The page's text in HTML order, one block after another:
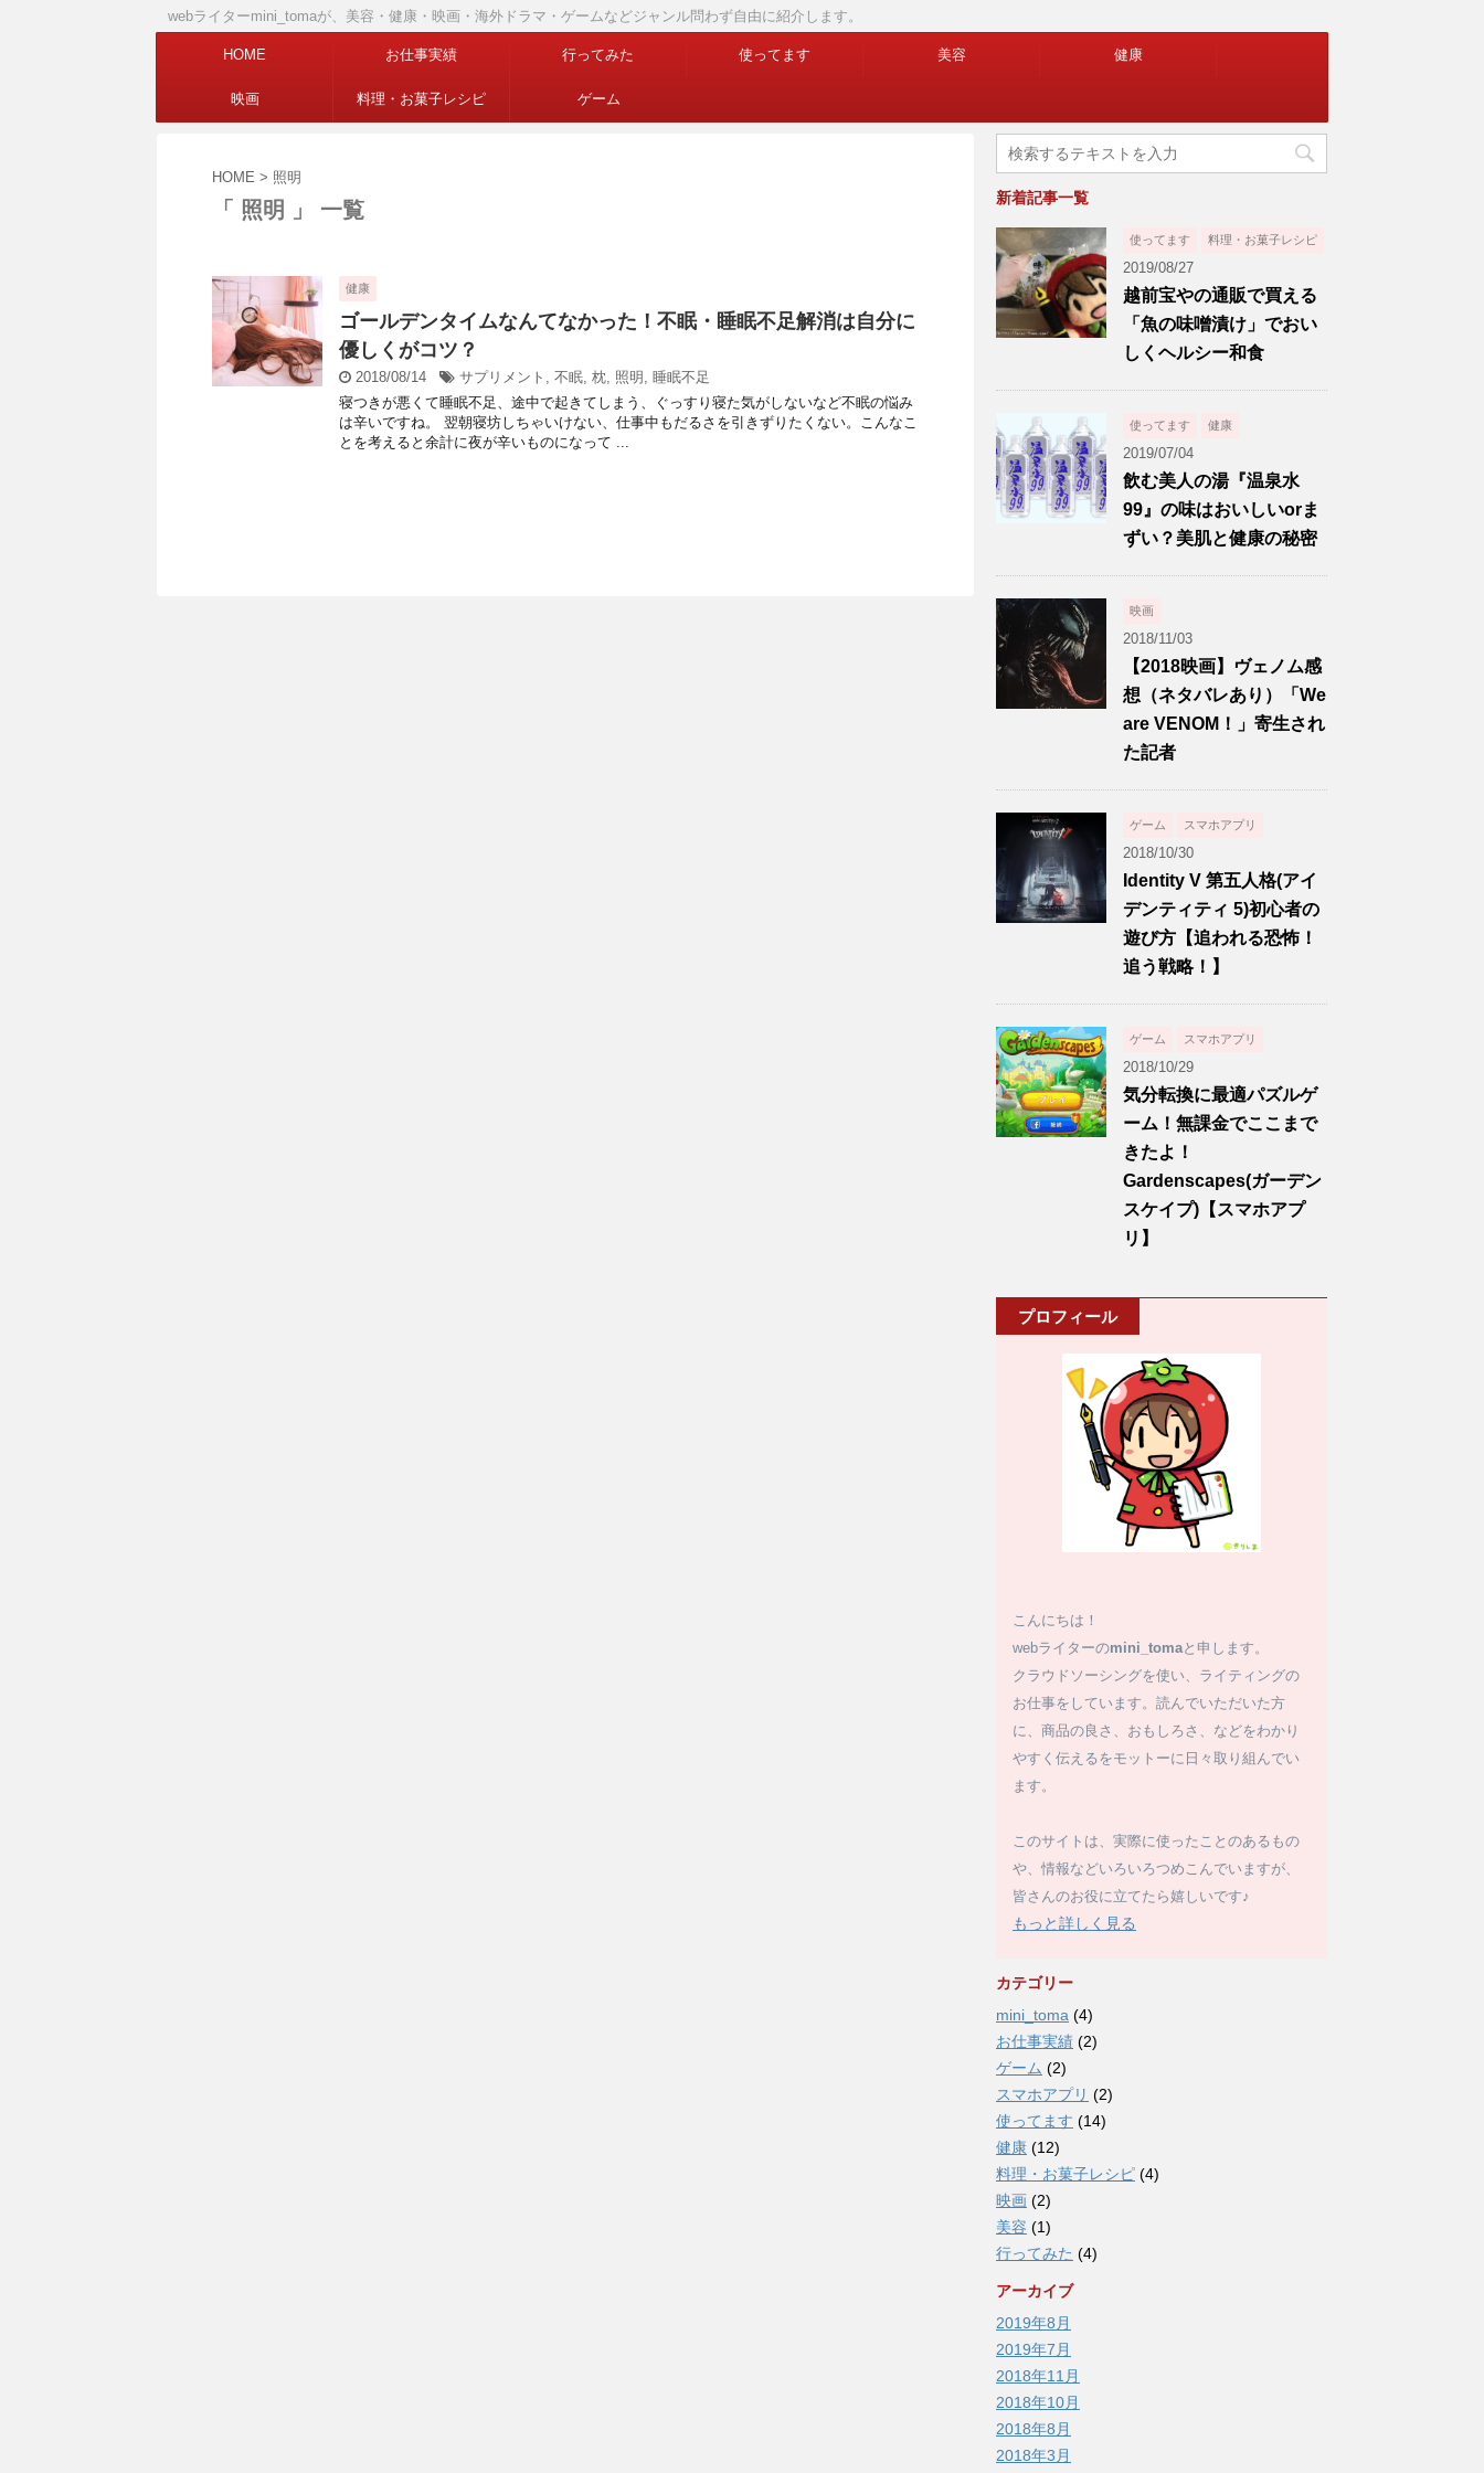
webライターmini_tomaが、美容・健康・映画・海外ドラマ・ゲームなどジャンル問わず自由に紹介します。
HOME お仕事実績 行ってみた 使ってます 美容 健康
映画 料理・お菓子レシピ ゲーム
HOME > 照明
「 照明 」 一覧
健康
ゴールデンタイムなんてなかった！不眠・睡眠不足解消は自分に
優しくがコツ？
2018/08/14 サプリメント , 不眠, 枕, 照明 , 睡眠不足
寝つきが悪くて睡眠不足、途中で起きてしまう、ぐっすり寝た気がしないなど不眠の悩み
は辛いですね。 翌朝寝坊しちゃいけない、仕事中もだるさを引きずりたくない。こんなこ
とを考えると余計に夜が辛いものになって ...
新着記事一覧
使ってます 料理・お菓子レシピ
2019/08/27
越前宝やの通販で買える
「魚の味噌漬け」でおい
しくヘルシー和食
使ってます 健康
2019/07/04
飲む美人の湯『温泉水
99』の味はおいしいorま
ずい？美肌と健康の秘密
映画
2018/11/03
【2018映画】ヴェノム感
想（ネタバレあり）「We
are VENOM！」寄生され
た記者
ゲーム スマホアプリ
2018/10/30
Identity V 第五人格(アイ
デンティティ 5)初心者の
遊び方【追われる恐怖！
追う戦略！】
ゲーム スマホアプリ
2018/10/29
気分転換に最適パズルゲ
ーム！無課金でここまで
きたよ！
Gardenscapes(ガーデン
スケイプ)【スマホアプ
リ】
プロフィール
こんにちは！
webライターのmini_tomaと申します。
クラウドソーシングを使い、ライティングの
お仕事をしています。読んでいただいた方
に、商品の良さ、おもしろさ、などをわかり
やすく伝えるをモットーに日々取り組んでい
ます。
このサイトは、実際に使ったことのあるもの
や、情報などいろいろつめこんでいますが、
皆さんのお役に立てたら嬉しいです♪
もっと詳しく見る
カテゴリー
mini_toma (4)
お仕事実績 (2)
ゲーム (2)
スマホアプリ (2)
使ってます (14)
健康 (12)
料理・お菓子レシピ (4)
映画 (2)
美容 (1)
行ってみた (4)
アーカイブ
2019年8月
2019年7月
2018年11月
2018年10月
2018年8月
2018年3月